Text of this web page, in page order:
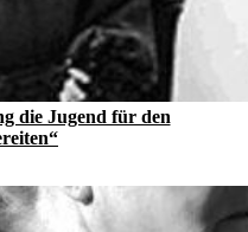
die Jugend für den